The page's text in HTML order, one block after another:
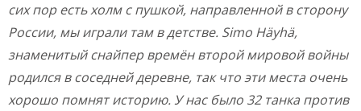
сих пор есть холм с пушкой, направленной в сторону
России, мы играли там в детстве. Simo Häyhä,
знаменитый снайпер времён второй мировой войны
родился в соседней деревне, так что эти места очень
хорошо помнят историю. У нас было 32 танка против